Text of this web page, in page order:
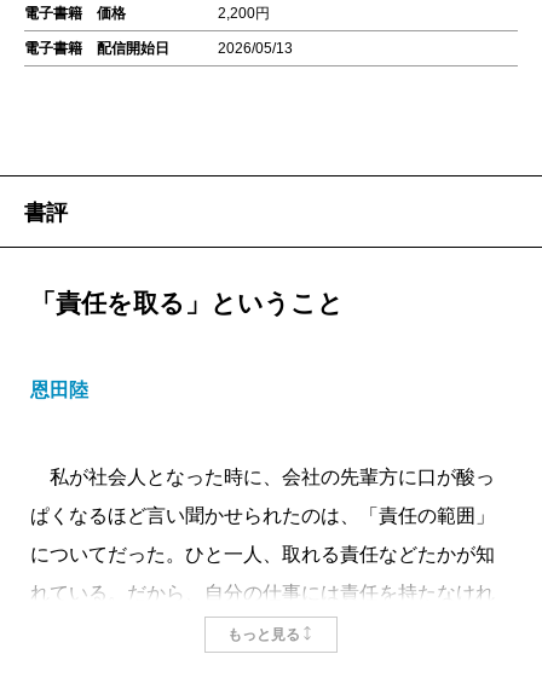
電子書籍 価格 2,200円
電子書籍 配信開始日 2026/05/13
書評
「責任を取る」ということ
恩田陸
私が社会人となった時に、会社の先輩方に口が酸っ
ぱくなるほど言い聞かせられたのは、「責任の範囲」
についてだった。ひと一人、取れる責任などたかが知
れている。だから、自分の仕事には責任を持たなけれ
ばならないが、自分の責任の取れる範囲を超えたもの
もっと見る